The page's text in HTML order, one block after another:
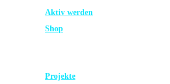
Aktiv werden
Shop
Projekte